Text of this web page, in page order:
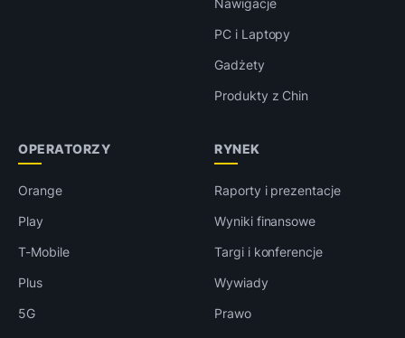
Nawigacje
PC i Laptopy
Gadżety
Produkty z Chin
OPERATORZY
Orange
Play
T-Mobile
Plus
5G
RYNEK
Raporty i prezentacje
Wyniki finansowe
Targi i konferencje
Wywiady
Prawo